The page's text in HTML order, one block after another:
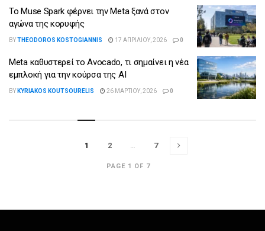
Το Muse Spark φέρνει την Meta ξανά στον
αγώνα της κορυφής
BYTHEODOROS KOSTOGIANNIS 17 ΑΠΡΙΛΊΟΥ, 2026 0
Meta καθυστερεί το Avocado, τι σημαίνει η νέα
εμπλοκή για την κούρσα της AI
BY KYRIAKOS KOUTSOURELIS 26 ΜΑΡΤΊΟΥ, 2026 0
PAGE 1 OF 7
1 2 7